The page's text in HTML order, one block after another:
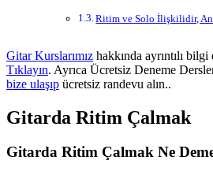
Ritim ve Solo İlişkilidir,
Gitar Kurslarımız hakkında ayrıntılı
Tıklayın. Ayrıca Ücretsiz Deneme
bize ulaşıp ücretsiz randevu alın..
Gitarda Ritim Çalmak
Gitarda Ritim Çalmak Ne